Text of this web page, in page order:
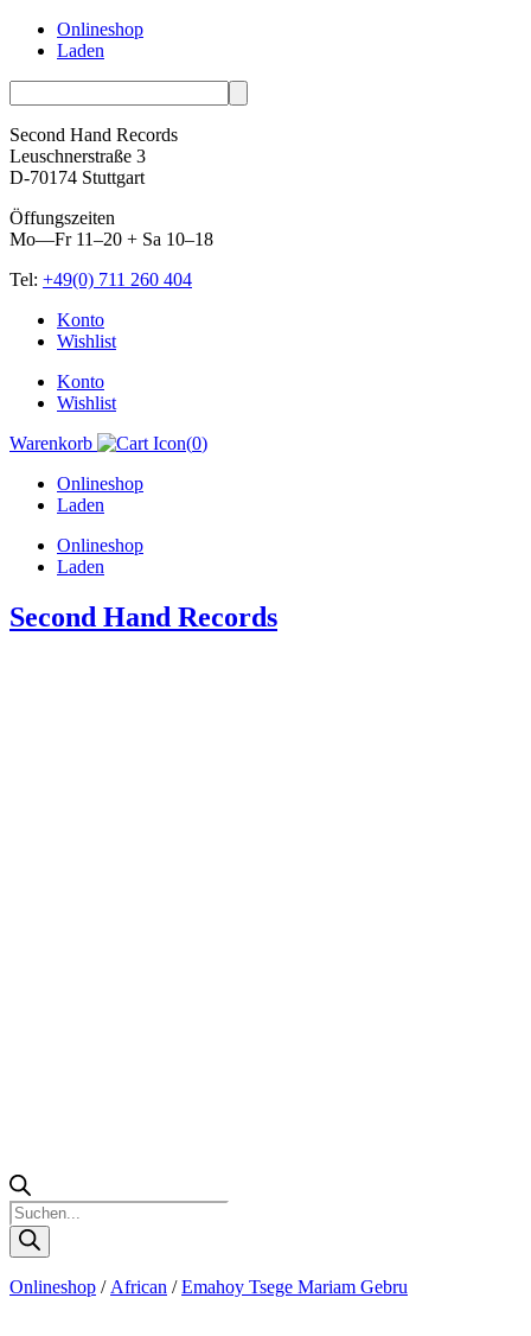
Onlineshop
Laden
Second Hand Records
Leuschnerstraße 3
D-70174 Stuttgart
Öffungszeiten
Mo—Fr 11–20 + Sa 10–18
Tel: +49(0) 711 260 404
Skip
Konto
Wishlist
Konto
Wishlist
Warenkorb
(0)
Onlineshop
Laden
Onlineshop
Laden
Second Hand Records
Products
search
Onlineshop / African /Emahoy Tsege Mariam Gebru